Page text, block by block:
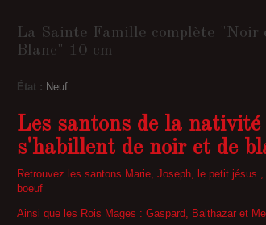
La Sainte Famille complète "Noir
Blanc" 10 cm
État : Neuf
Les santons de la nativité
s'habillent de noir et de
Retrouvez les santons Marie, Joseph, le petit jésus ,
boeuf
Ainsi que les Rois Mages : Gaspard, Balthazar et